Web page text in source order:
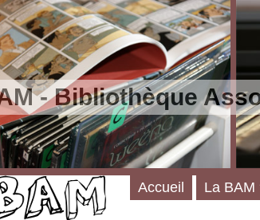
- Bibliothèque
Accueil La BAM